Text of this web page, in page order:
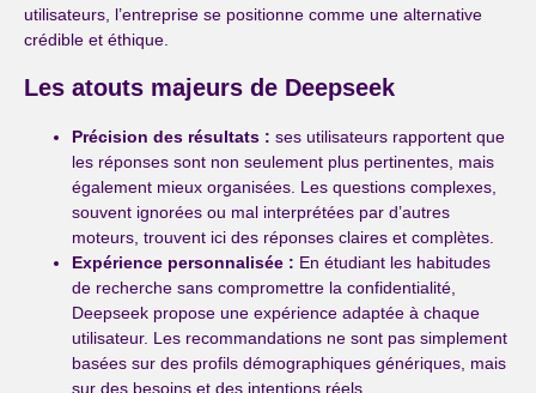
utilisateurs, l’entreprise se positionne comme une alternative
crédible et éthique.
Les atouts majeurs de Deepseek
Précision des résultats : ses utilisateurs rapportent que
les réponses sont non seulement plus pertinentes, mais
également mieux organisées. Les questions complexes,
souvent ignorées ou mal interprétées par d’autres
moteurs, trouvent ici des réponses claires et complètes.
Expérience personnalisée : En étudiant les habitudes
de recherche sans compromettre la confidentialité,
Deepseek propose une expérience adaptée à chaque
utilisateur. Les recommandations ne sont pas simplement
basées sur des profils démographiques génériques, mais
sur des besoins et des intentions réels.